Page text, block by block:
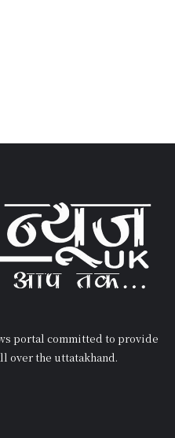
portal committed to provide
over the uttatakhand.